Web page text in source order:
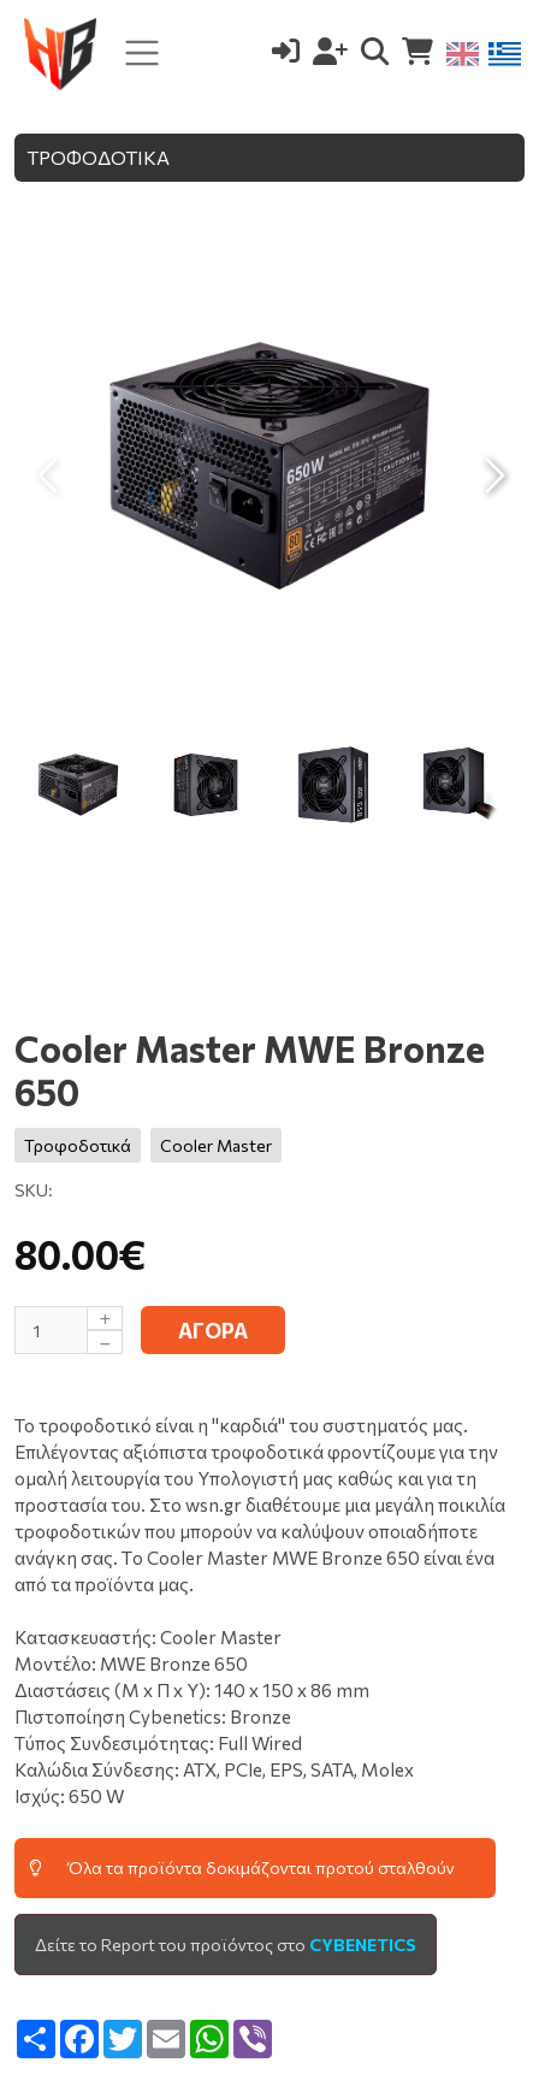
ΤΡΟΦΟΔΟΤΙΚΑ
Cooler Master MWE Bronze
650
Τροφοδοτικά Cooler Master
SKU:
80.00€
ΑΓΟΡΑ
To τροφοδοτικό είναι η "καρδιά" του συστηματός μας.
Επιλέγοντας αξιόπιστα τροφοδοτικά φροντίζουμε για την
ομαλή λειτουργία του Υπολογιστή μας καθώς και για τη
προστασία του. Στο wsn.gr διαθέτουμε μια μεγάλη ποικιλία
τροφοδοτικών που μπορούν να καλύψουν οποιαδήποτε
ανάγκη σας. Τo Cooler Master MWE Bronze 650 είναι ένα
από τα προϊόντα μας.
Kατασκευαστής: Cooler Master
Mοντέλο: MWE Bronze 650
Διαστάσεις (Μ x Π x Υ): 140 x 150 x 86 mm
Πιστοποίηση Cybenetics: Bronze
Tύπος Συνδεσιμότητας: Full Wired
Kαλώδια Σύνδεσης: ATX, PCIe, EPS, SATA, Molex
Ισχύς: 650 W
Όλα τα προϊόντα δοκιμάζονται προτού σταλθούν
Δείτε το Report του προϊόντος στο CYBENETICS
ShareFacebook
TwitterEmail WhatsApp